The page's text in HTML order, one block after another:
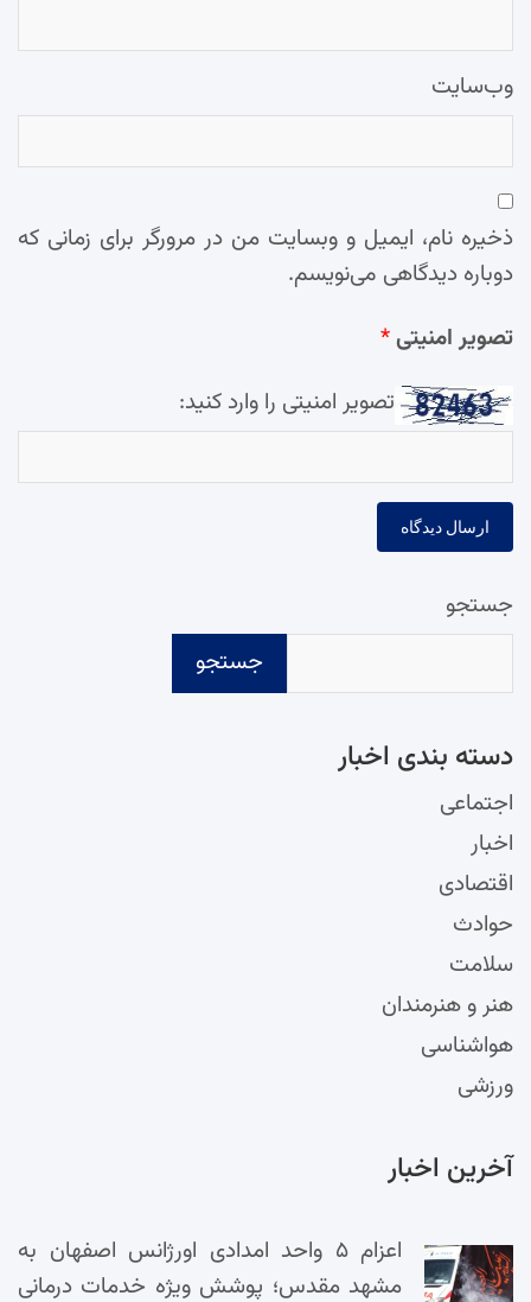
وب‌سایت
ذخیره نام، ایمیل و وبسایت من در مرورگر برای زمانی که
دوباره دیدگاهی می‌نویسم.
تصویر امنیتی*
تصویر امنیتی را وارد کنید:
جستجو
جستجو
دسته‌ بندی اخبار
اجتماعی
اخبار
اقتصادی
حوادث
سلامت
هنر و هنرمندان
هواشناسی
ورزشی
آخرین اخبار
اعزام ۵ واحد امدادی اورژانس اصفهان به
مشهد مقدس؛ پوشش ویژه خدمات درمانی